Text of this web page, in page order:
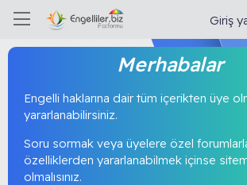
Giriş
Merhabalar
Engelli haklarına dair tüm içerikten üye
yararlanabilirsiniz.
Soru sormak veya üyelere özel
özelliklerden yararlanabilmek içinse
olmalısınız.